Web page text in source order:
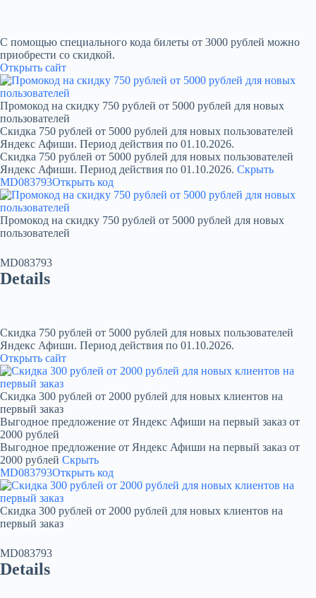
С помощью специального кода билеты от 3000 рублей можно
приобрести со скидкой.
Открыть сайт
Промокод на скидку 750 рублей от 5000 рублей для новых
пользователей
Скидка 750 рублей от 5000 рублей для новых пользователей
Яндекс Афиши. Период действия по 01.10.2026.
Скидка 750 рублей от 5000 рублей для новых пользователей
Яндекс Афиши. Период действия по 01.10.2026. Скрыть
MD083793Открыть код
Промокод на скидку 750 рублей от 5000 рублей для новых
пользователей
MD083793
Details
Скидка 750 рублей от 5000 рублей для новых пользователей
Яндекс Афиши. Период действия по 01.10.2026.
Открыть сайт
Скидка 300 рублей от 2000 рублей для новых клиентов на
первый заказ
Выгодное предложение от Яндекс Афиши на первый заказ от
2000 рублей
Выгодное предложение от Яндекс Афиши на первый заказ от
2000 рублей Скрыть
MD083793Открыть код
Скидка 300 рублей от 2000 рублей для новых клиентов на
первый заказ
MD083793
Details